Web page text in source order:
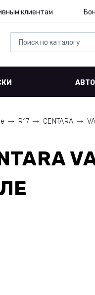
клиентам
R17 CENTARA